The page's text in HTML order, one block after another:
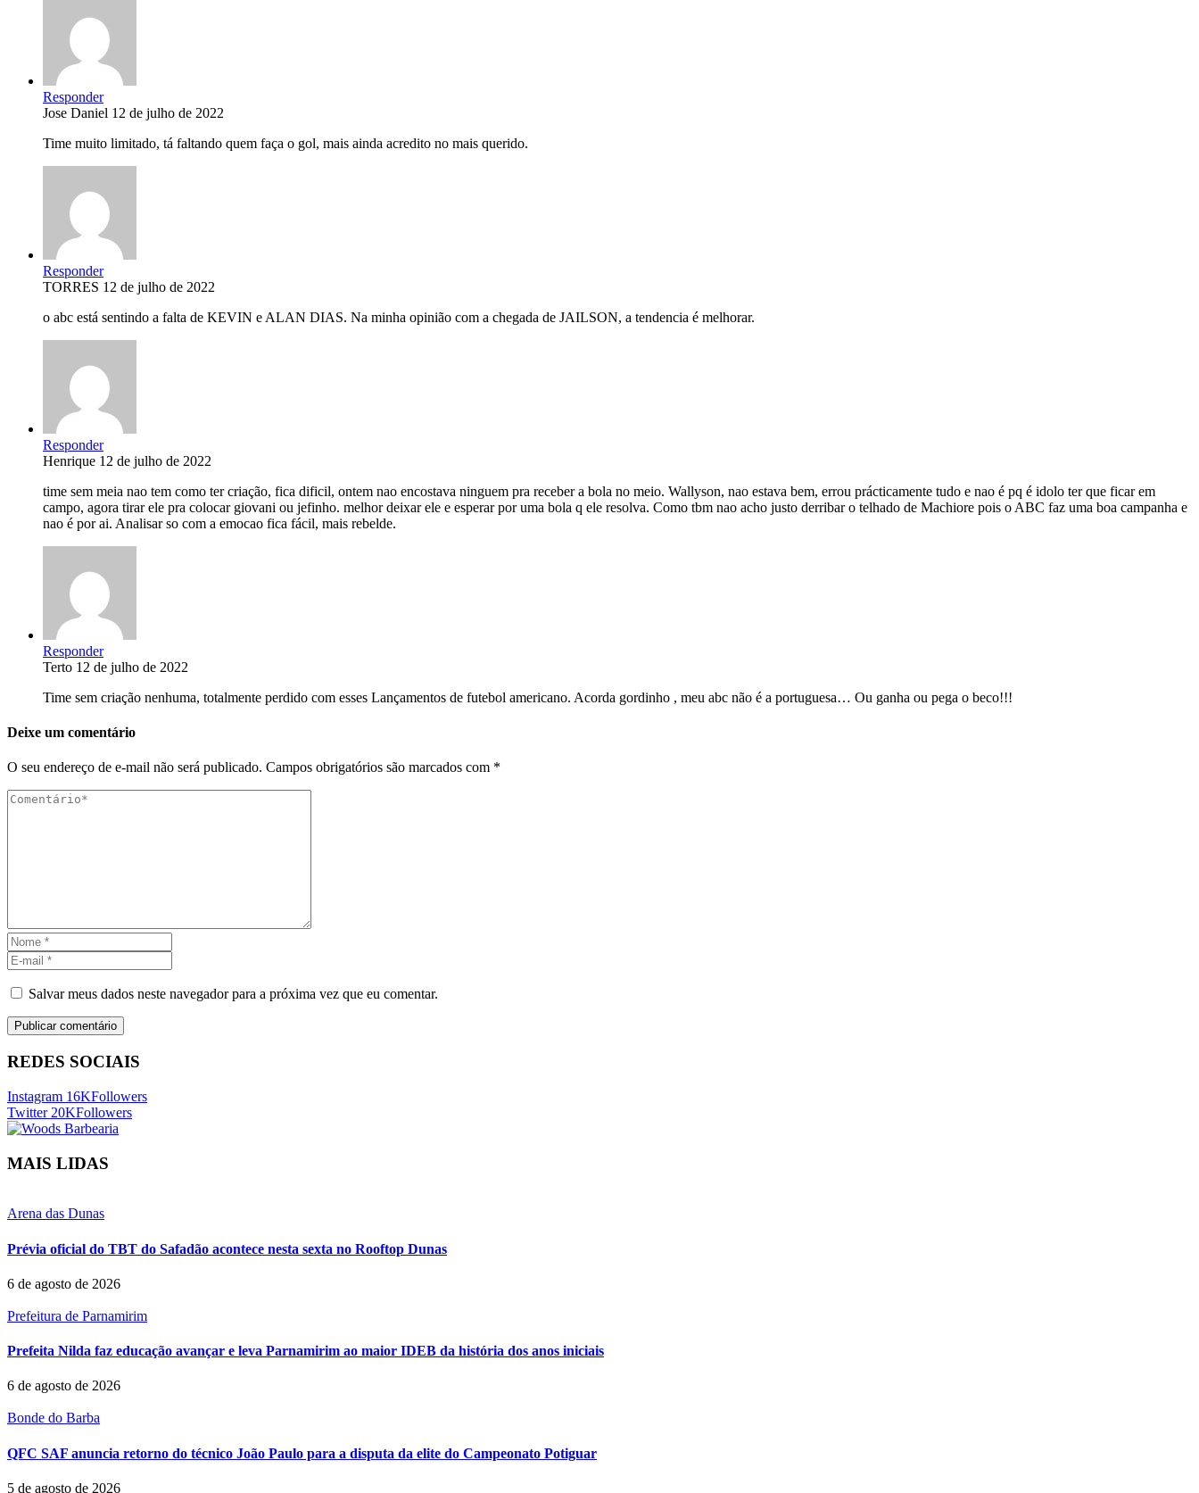
Responder
Jose Daniel 12 de julho de 2022
Time muito limitado, tá faltando quem faça o gol, mais ainda acredito no mais querido.
Responder
TORRES 12 de julho de 2022
o abc está sentindo a falta de KEVIN e ALAN DIAS. Na minha opinião com a chegada de JAILSON, a tendencia é melhorar.
Responder
Henrique 12 de julho de 2022
time sem meia nao tem como ter criação, fica dificil, ontem nao encostava ninguem pra receber a bola no meio. Wallyson, nao estava bem, errou prácticamente tudo e nao é pq é idolo ter que ficar em
campo, agora tirar ele pra colocar giovani ou jefinho. melhor deixar ele e esperar por uma bola q ele resolva. Como tbm nao acho justo derribar o telhado de Machiore pois o ABC faz uma boa campanha e
nao é por ai. Analisar so com a emocao fica fácil, mais rebelde.
Responder
Terto 12 de julho de 2022
Time sem criação nenhuma, totalmente perdido com esses Lançamentos de futebol americano. Acorda gordinho , meu abc não é a portuguesa… Ou ganha ou pega o beco!!!
Deixe um comentário
O seu endereço de e-mail não será publicado. Campos obrigatórios são marcados com *
Salvar meus dados neste navegador para a próxima vez que eu comentar.
REDES SOCIAIS
Instagram 16KFollowers
Twitter 20KFollowers
MAIS LIDAS
Arena das Dunas
Prévia oficial do TBT do Safadão acontece nesta sexta no Rooftop Dunas
6 de agosto de 2026
Prefeitura de Parnamirim
Prefeita Nilda faz educação avançar e leva Parnamirim ao maior IDEB da história dos anos iniciais
6 de agosto de 2026
Bonde do Barba
QFC SAF anuncia retorno do técnico João Paulo para a disputa da elite do Campeonato Potiguar
5 de agosto de 2026